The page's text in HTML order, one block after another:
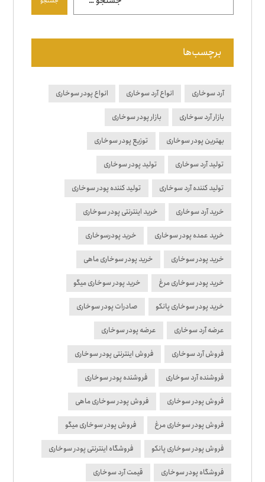
برچسب‌ها
آرد سوخاری انواع آرد سوخاری انواع پودر سوخاری
بازار آرد سوخاری بازار پودر سوخاری
بهترین پودر سوخاری توزیع پودر سوخاری
تولید آرد سوخاری تولید پودر سوخاری
تولید کننده آرد سوخاری تولید کننده پودر سوخاری
خرید آرد سوخاری خرید اینترنتی پودر سوخاری
خرید عمده پودر سوخاری خرید پودرسوخاری
خرید پودر سوخاری خرید پودر سوخاری ماهی
خرید پودر سوخاری مرغ خرید پودر سوخاری میگو
خرید پودر سوخاری پانکو صادرات پودر سوخاری
عرضه آرد سوخاری عرضه پودر سوخاری
فروش آرد سوخاری فروش اینترنتی پودر سوخاری
فروشنده آرد سوخاری فروشنده پودر سوخاری
فروش پودر سوخاری فروش پودر سوخاری ماهی
فروش پودر سوخاری مرغ فروش پودر سوخاری میگو
فروش پودر سوخاری پانکو فروشگاه اینترنتی پودر سوخاری
فروشگاه پودر سوخاری قیمت آرد سوخاری